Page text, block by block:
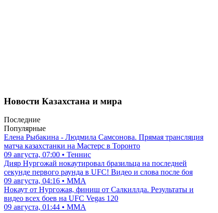
Новости Казахстана и мира
Последние
Популярные
Елена Рыбакина - Людмила Самсонова. Прямая трансляция
матча казахстанки на Мастерс в Торонто
09 августа, 07:00 • Теннис
Дияр Нургожай нокаутировал бразильца на последней
секунде первого раунда в UFC! Видео и слова после боя
09 августа, 04:16 • ММА
Нокаут от Нургожая, финиш от Салкиллда. Результаты и
видео всех боев на UFC Vegas 120
09 августа, 01:44 • ММА